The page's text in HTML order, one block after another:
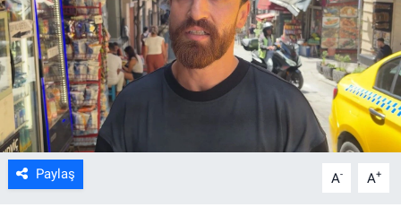
Paylaş A- A+
Yaşam
Kültür Sanat
Bilim ve Teknoloji
Genel